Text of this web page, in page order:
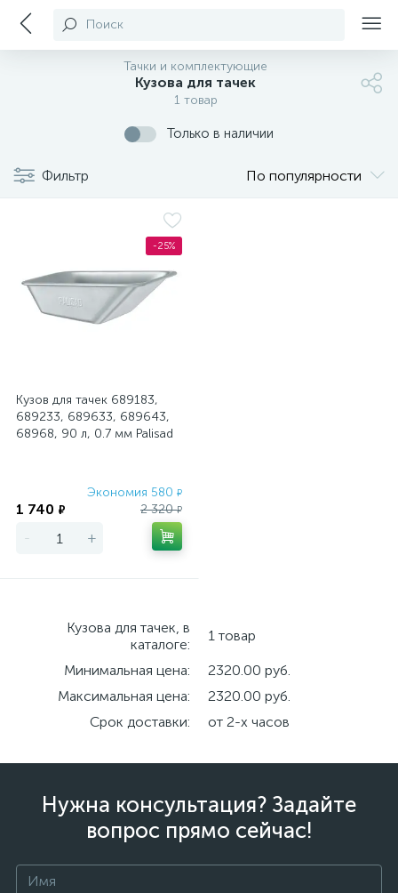
Поиск
Тачки и комплектующие
Кузова для тачек
1 товар
Только в наличии
Фильтр По популярности
-25%
Кузов для тачек 689183,
689233, 689633, 689643,
68968, 90 л, 0.7 мм Palisad
Экономия 580 ₽
1 740 ₽ 2 320₽
- +
Кузова для тачек, в
каталоге:
1 товар
Минимальная цена:
2320.00 руб.
Максимальная цена:
2320.00 руб.
Срок доставки:
от 2-х часов
Нужна консультация? Задайте
вопрос прямо сейчас!